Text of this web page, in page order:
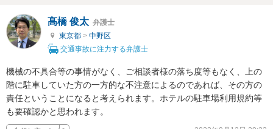
髙橋 俊太 弁護士
東京都 > 中野区
交通事故に注力する弁護士
機械の不具合等の事情がなく、ご相談者様の落ち度等もなく、上の
階に駐車していた方の一方的な不注意によるのであれば、その方の
責任ということになると考えられます。ホテルの駐車場利用規約等
も要確認かと思われます。